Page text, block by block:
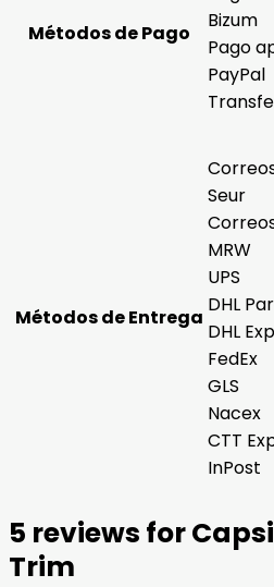
Métodos de Pago
Bizum
Pago
PayPal
Métodos de Entrega
Seur
MRW
UPS
DHL
DHL
FedEx
GLS
Nacex
CTT
InPost
5 reviews for
Trim